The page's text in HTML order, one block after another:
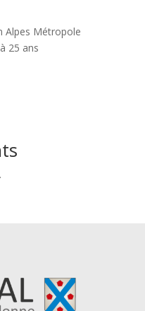
Alpes Métropole
25 ans